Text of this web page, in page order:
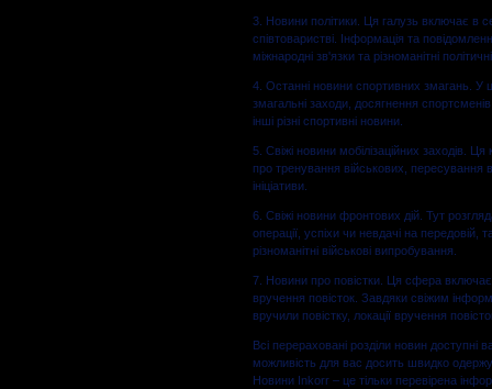
3. Новини політики. Ця галузь включає в
співтоваристві. Інформація та
міжнародні зв'язки та різноманітні політичні
4. Останні новини спортивних змагань. У
змагальні заходи, досягнення
інші різні спортивні новини.
5. Свіжі новини мобілізаційних заходів. Ця
про тренування військових, пересування
ініціативи.
6. Свіжі новини фронтових дій. Тут
операції, успіхи чи невдачі на передовій,
різноманітні військові випробування.
7. Новини про повістки. Ця сфера
вручення повісток. Завдяки свіжим
вручили повістку, локації вручення
Всі перераховані розділи новин
можливість для вас досить швидко
Новини Inkorr – це тільки перевірена